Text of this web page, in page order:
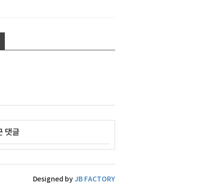
댓글
Designed byJB FACTORY